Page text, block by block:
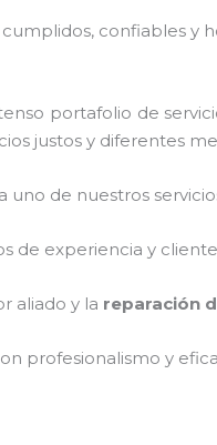
confiables y
portafolio de
justos y diferentes
uno de nuestros
de experiencia y
aliado y la reparación
profesionalismo y